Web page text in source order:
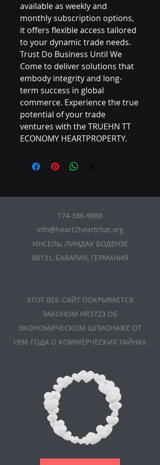
available as weekly and
monthly subscription options,
it offers flexible access tailored
to your dynamic trade needs.
Trust Do Business Until We
Come to deliver solutions that
embody integrity and long-
term success in global
commerce. Experience the true
potential of your trade
ventures with the TRUEHN TT
ECONOMY HEARTPROPERTY.
174-386-9888
info@heart2heartchat.org
ИНСЕЛЬ, ЛИНДАУ БОДЕНЗЕ
88131, БАВАРИЯ, ГЕРМАНИЯ
ЭТОТ ВЕБ-САЙТ ПОКРЫВАЕТСЯ
ЗАКОНОМ HR3723 ОБ
ЭКОНОМИЧЕСКОМ ШПИОНАЖЕ ОТ
1996 ГОДА О КОММЕРЧЕСКИХ ТАЙНАХ.